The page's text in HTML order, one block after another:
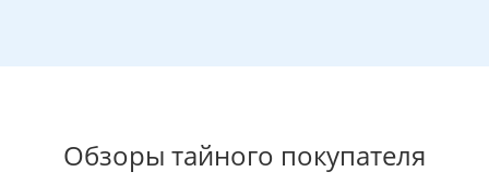
Обзоры тайного покупателя